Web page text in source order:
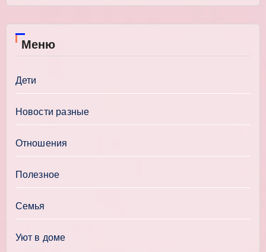
Меню
Дети
Новости разные
Отношения
Полезное
Семья
Уют в доме